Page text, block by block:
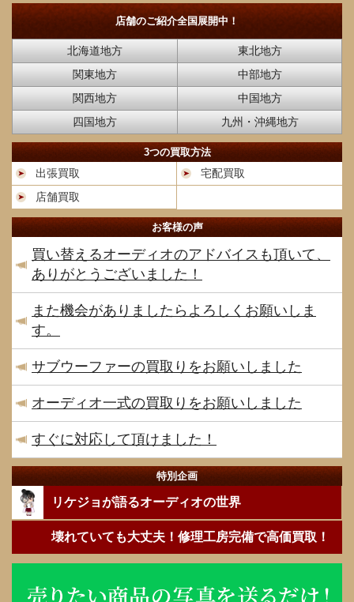
店舗のご紹介全国展開中！
北海道地方
東北地方
関東地方
中部地方
関西地方
中国地方
四国地方
九州・沖縄地方
3つの買取方法
出張買取
宅配買取
店舗買取
お客様の声
買い替えるオーディオのアドバイスも頂いて、
ありがとうございました！
また機会がありましたらよろしくお願いしま
す。
サブウーファーの買取りをお願いしました
オーディオ一式の買取りをお願いしました
すぐに対応して頂けました！
特別企画
リケジョが語るオーディオの世界
壊れていても大丈夫！修理工房完備で高価買取！